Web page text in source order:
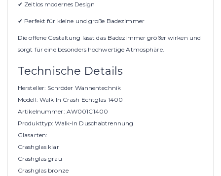
✔ Zeitlos modernes Design
✔ Perfekt für kleine und große Badezimmer
Die offene Gestaltung lässt das Badezimmer größer wirken und
sorgt für eine besonders hochwertige Atmosphäre.
Technische Details
Hersteller: Schröder Wannentechnik
Modell: Walk In Crash Echtglas 1400
Artikelnummer: AW001C1400
Produkttyp: Walk-In Duschabtrennung
Glasarten:
Crashglas klar
Crashglas grau
Crashglas bronze